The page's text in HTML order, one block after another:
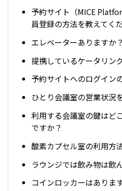
予約サイト（MICE
員登録の方法を教えてく
エレベーターありますか？
提携しているケータリン
予約サイトへのログイン
ひとり会議室の営業状況
利用する会議室の鍵はど
ですか？
酸素カプセル室の利用方
ラウンジでは飲み物は飲
コインロッカーはありま